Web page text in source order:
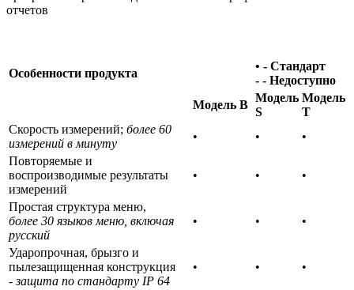
отчетов
Особенности продукта
• - Стандарт
- - Недоступно
Модель B
Модель
S
Модель
T
Скорость измерений; более 60
измерений в минуту
• •
•
Повторяемые и
воспроизводимые результаты
измерений
• • •
Простая структура меню,
более 30 языков меню, включая
русский
• • •
Ударопрочная, брызго и
пылезащищенная конструкция
- защита по стандарту IP 64
• • •